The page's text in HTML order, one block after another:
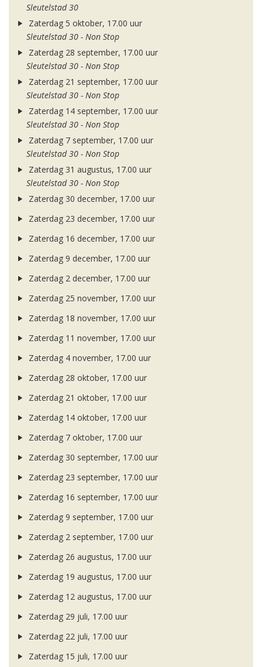
Sleutelstad 30
Zaterdag 5 oktober, 17.00 uur
Sleutelstad 30 - Non Stop
Zaterdag 28 september, 17.00 uur
Sleutelstad 30 - Non Stop
Zaterdag 21 september, 17.00 uur
Sleutelstad 30 - Non Stop
Zaterdag 14 september, 17.00 uur
Sleutelstad 30 - Non Stop
Zaterdag 7 september, 17.00 uur
Sleutelstad 30 - Non Stop
Zaterdag 31 augustus, 17.00 uur
Sleutelstad 30 - Non Stop
Zaterdag 30 december, 17.00 uur
Zaterdag 23 december, 17.00 uur
Zaterdag 16 december, 17.00 uur
Zaterdag 9 december, 17.00 uur
Zaterdag 2 december, 17.00 uur
Zaterdag 25 november, 17.00 uur
Zaterdag 18 november, 17.00 uur
Zaterdag 11 november, 17.00 uur
Zaterdag 4 november, 17.00 uur
Zaterdag 28 oktober, 17.00 uur
Zaterdag 21 oktober, 17.00 uur
Zaterdag 14 oktober, 17.00 uur
Zaterdag 7 oktober, 17.00 uur
Zaterdag 30 september, 17.00 uur
Zaterdag 23 september, 17.00 uur
Zaterdag 16 september, 17.00 uur
Zaterdag 9 september, 17.00 uur
Zaterdag 2 september, 17.00 uur
Zaterdag 26 augustus, 17.00 uur
Zaterdag 19 augustus, 17.00 uur
Zaterdag 12 augustus, 17.00 uur
Zaterdag 29 juli, 17.00 uur
Zaterdag 22 juli, 17.00 uur
Zaterdag 15 juli, 17.00 uur